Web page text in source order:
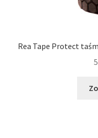
Rea Tape Protect